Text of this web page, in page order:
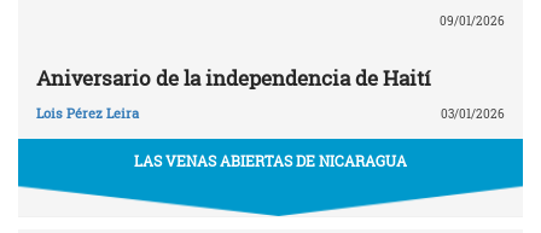
09/01/2026
Aniversario de la independencia de Haití
Lois Pérez Leira 03/01/2026
LAS VENAS ABIERTAS DE NICARAGUA